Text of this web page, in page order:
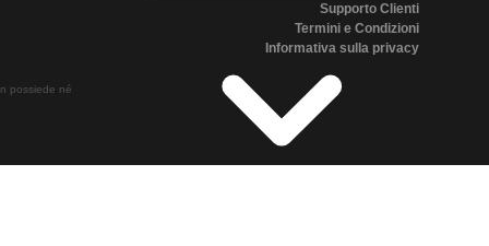
Treni Da Malaga A Madrid
possiede né
Supporto Clienti
Termini e Condizioni
Informativa sulla privacy